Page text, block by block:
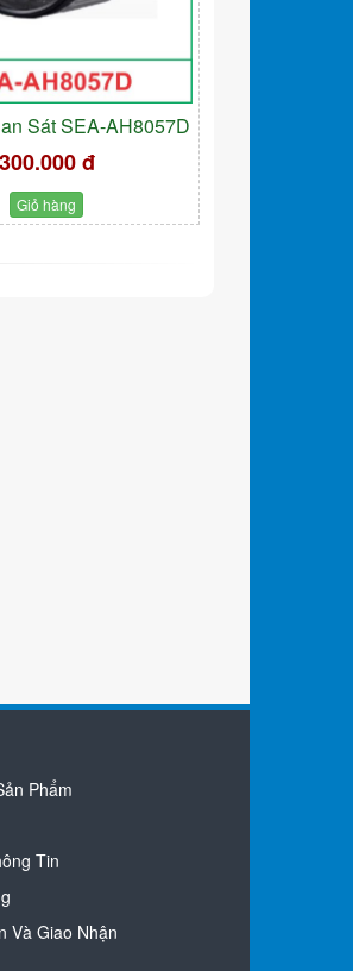
Sát SEA-AH8057D
300.000 đ
Giỏ hàng
Phẩm
Tin
Và Giao Nhận